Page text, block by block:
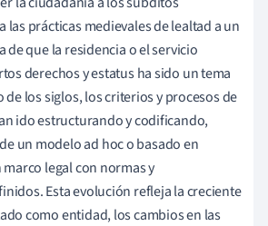
las prácticas medievales de lealtad a un
de que la residencia o el servicio
derechos y estatus ha sido un tema
los siglos, los criterios y procesos de
ido estructurando y codificando,
un modelo ad hoc o basado en
legal con normas y
Esta evolución refleja la creciente
como entidad, los cambios en las